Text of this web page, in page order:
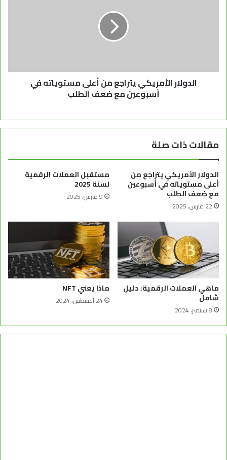
الدولار الأمريكي يتراجع من أعلى مستوياته في
أسبوعين مع ضعف الطلب
مقالات ذات صلة
الدولار الأمريكي يتراجع من
أعلى مستوياته في أسبوعين
مع ضعف الطلب
22 مارس، 2025
مستقبل العملات الرقمية
لسنة 2025
9 مارس، 2025
ماهي العملات الرقمية: دليل
شامل
8 سبتمبر، 2024
ماذا يعني NFT
24 أغسطس، 2024